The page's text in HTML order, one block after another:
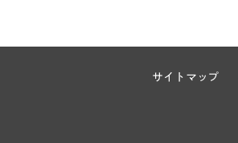
サイトマップ